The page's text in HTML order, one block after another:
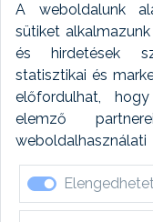
A weboldalunk
sütiket
és hirdetések
statisztikai és
előfordulhat,
elemző
forrásokból
elfogadásával
ezen adatokat 6